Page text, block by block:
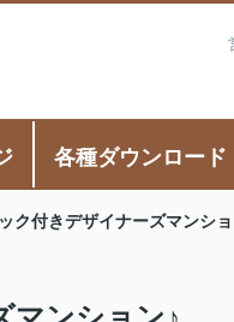
各種ダウンロード
ク付きデザイナーズマンシ